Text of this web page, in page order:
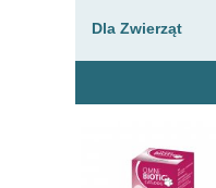
Dla Zwierząt